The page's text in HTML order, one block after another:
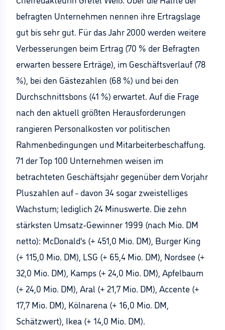
befragten Unternehmen nennen ihre Ertragslage
gut bis sehr gut. Für das Jahr 2000 werden weitere
Verbesserungen beim Ertrag (70 % der Befragten
erwarten bessere Erträge), im Geschäftsverlauf (78
%), bei den Gästezahlen (68 %) und bei den
Durchschnittsbons (41 %) erwartet. Auf die Frage
nach den aktuell größten Herausforderungen
rangieren Personalkosten vor politischen
Rahmenbedingungen und Mitarbeiterbeschaffung.
71 der Top 100 Unternehmen weisen im
betrachteten Geschäftsjahr gegenüber dem Vorjahr
Pluszahlen auf - davon 34 sogar zweistelliges
Wachstum; lediglich 24 Minuswerte. Die zehn
stärksten Umsatz-Gewinner 1999 (nach Mio. DM
netto): McDonald's (+ 451,0 Mio. DM), Burger King
(+ 115,0 Mio. DM), LSG (+ 65,4 Mio. DM), Nordsee (+
32,0 Mio. DM), Kamps (+ 24,0 Mio. DM), Apfelbaum
(+ 24,0 Mio. DM), Aral (+ 21,7 Mio. DM), Accente (+
17,7 Mio. DM), Kölnarena (+ 16,0 Mio. DM,
Schätzwert), Ikea (+ 14,0 Mio. DM).